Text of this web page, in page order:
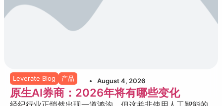
Leverate Blog 产品 August 4, 2026
原生AI券商：2026年将有哪些变化